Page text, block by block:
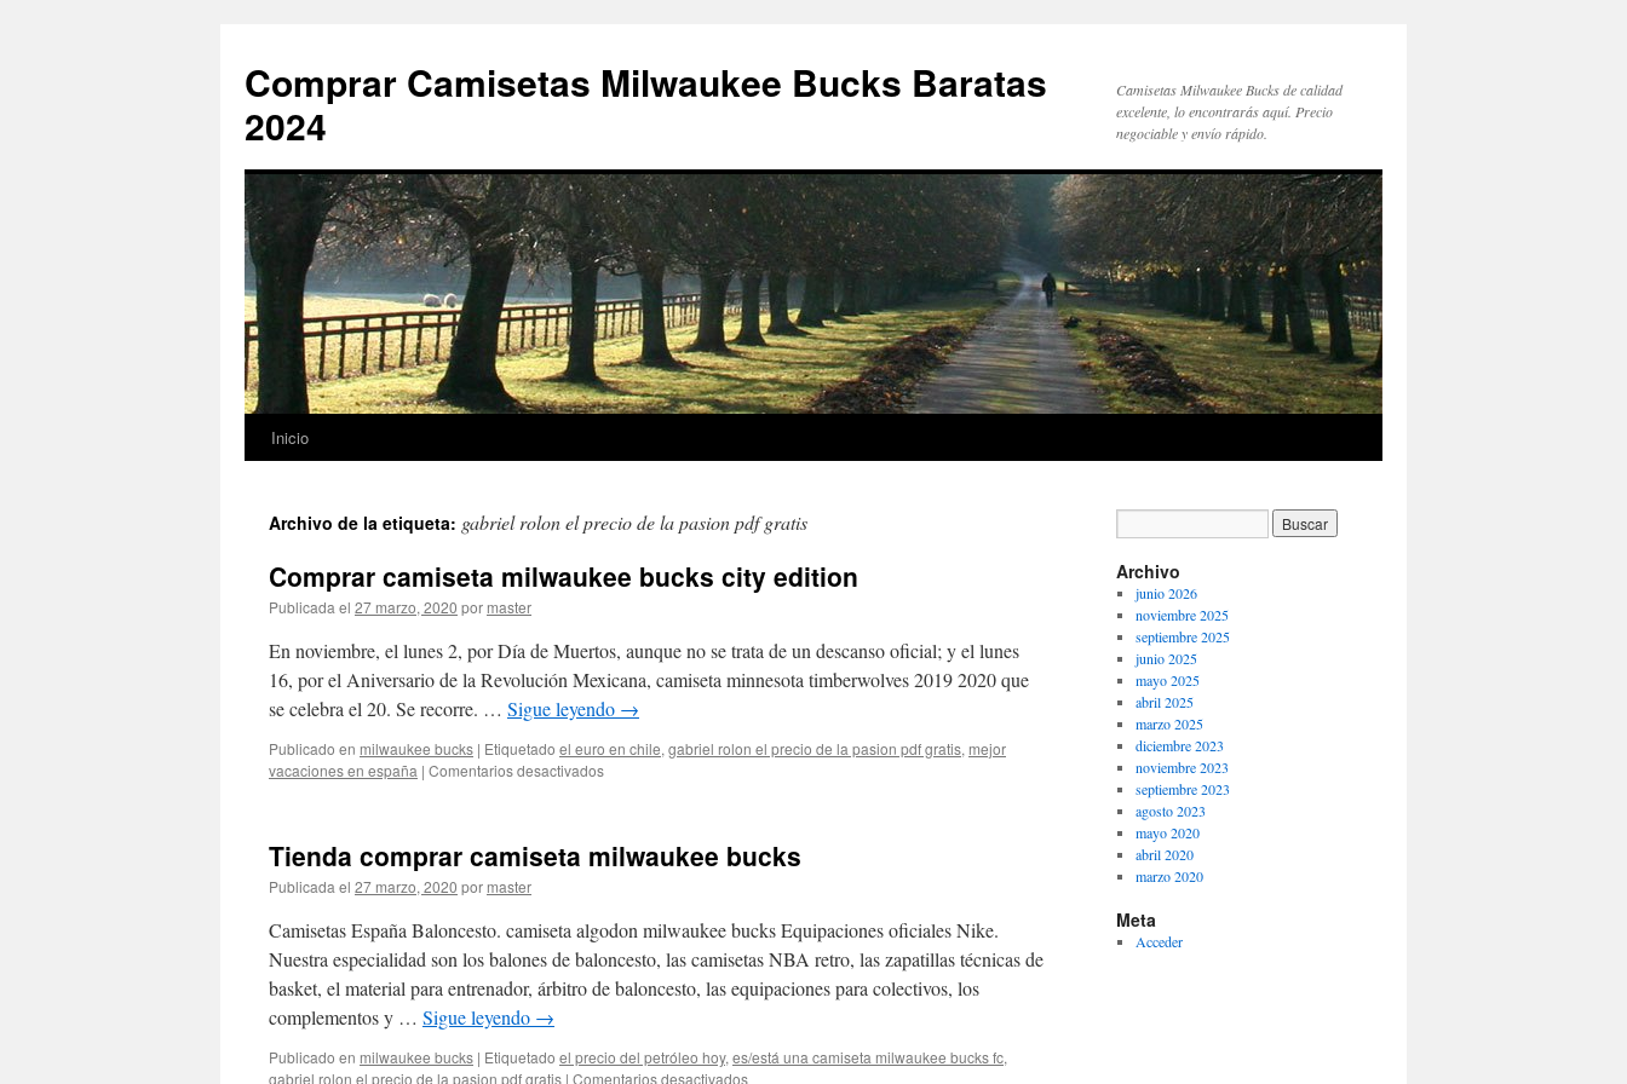
Comprar Camisetas Milwaukee Bucks Baratas
2024
Camisetas Milwaukee Bucks de calidad
excelente, lo encontrarás aquí. Precio
negociable y envío rápido.
Saltar
contenido
Inicio
Archivo de la etiqueta: gabriel rolon el precio de la pasion pdf gratis
Comprar camiseta milwaukee bucks city edition
Publicada el 27 marzo, 2020 por master
En noviembre, el lunes 2, por Día de Muertos, aunque no se trata de un descanso oficial; y el lunes
16, por el Aniversario de la Revolución Mexicana, camiseta minnesota timberwolves 2019 2020 que
se celebra el 20. Se recorre. … Sigue leyendo →
Publicado en milwaukee bucks | Etiquetado el euro en chile, gabriel rolon el precio de la pasion pdf gratis, mejor
vacaciones en españa | Comentarios desactivadosen
bucks
Tienda comprar camiseta milwaukee bucks
Publicada el 27 marzo, 2020 por master
Camisetas España Baloncesto. camiseta algodon milwaukee bucks Equipaciones oficiales Nike.
Nuestra especialidad son los balones de baloncesto, las camisetas NBA retro, las zapatillas técnicas de
basket, el material para entrenador, árbitro de baloncesto, las equipaciones para colectivos, los
complementos y … Sigue leyendo →
Publicado en milwaukee bucks | Etiquetado el precio del petróleo hoy, es/está una camiseta milwaukee bucks fc,
gabriel rolon el precio de la pasion pdf gratis | Comentarios desactivadosen
Archivo
junio 2026
noviembre 2025
septiembre 2025
junio 2025
mayo 2025
abril 2025
marzo 2025
diciembre 2023
noviembre 2023
septiembre 2023
agosto 2023
mayo 2020
abril 2020
marzo 2020
Meta
Acceder